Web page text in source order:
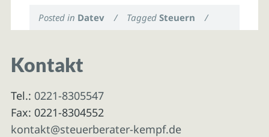
Posted in Datev / TaggedSteuern /
Kontakt
Tel.: 0221-8305547
Fax: 0221-8304552
kontakt@steuerberater-kempf.de